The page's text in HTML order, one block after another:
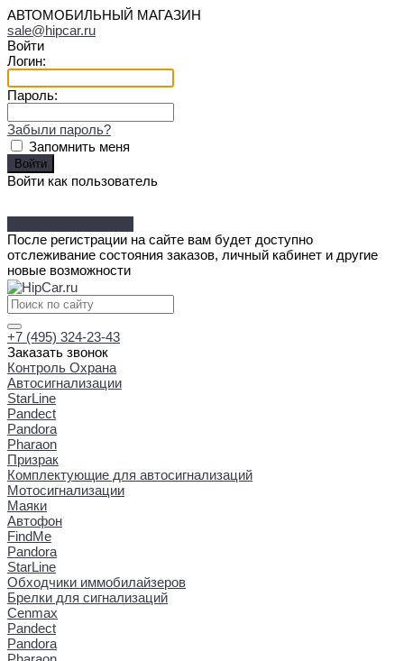
АВТОМОБИЛЬНЫЙ МАГАЗИН
sale@hipcar.ru
Войти
Логин:
Пароль:
Забыли пароль?
Запомнить меня
Войти как пользователь
После регистрации на сайте вам будет доступно
отслеживание состояния заказов, личный кабинет и другие
новые возможности
+7 (495) 324-23-43
Заказать звонок
Контроль Охрана
Автосигнализации
StarLine
Pandect
Pandora
Pharaon
Призрак
Комплектующие для автосигнализаций
Мотосигнализации
Маяки
Автофон
FindMe
Pandora
StarLine
Обходчики иммобилайзеров
Брелки для сигнализаций
Cenmax
Pandect
Pandora